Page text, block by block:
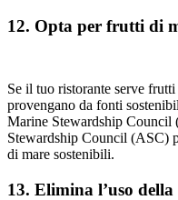
12. Opta per frutti di
Se il tuo ristorante serve
provengano da fonti
Marine Stewardship Council
Stewardship Council (ASC)
di mare sostenibili.
13. Elimina l’uso della